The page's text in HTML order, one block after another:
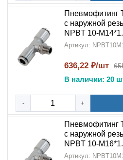
Пневмофитинг
с наружной
NPBT 10-
Артикул:
636,22 ₽/шт
В наличии: 20
- +
Пневмофитинг
с наружной
NPBT 10-
Артикул: